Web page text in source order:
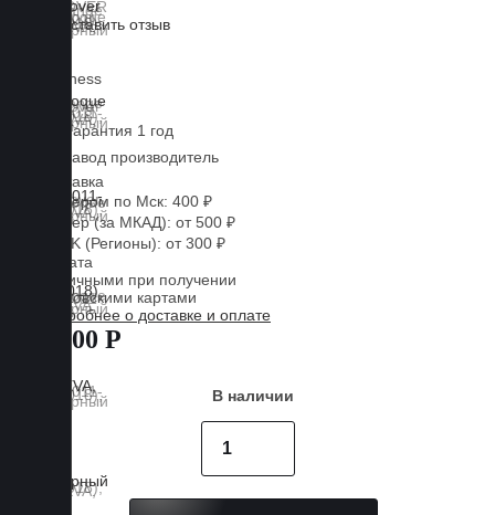
Оставить отзыв
Business
Гарантия 1 год
Завод производитель
Доставка
Курьером по Мск: 400 ₽
Курьер (за МКАД): от 500 ₽
CDEK (Регионы): от 300 ₽
Оплата
Наличными при получении
Банковскими картами
Подробнее о доставке и оплате
7 800 Р
В наличии